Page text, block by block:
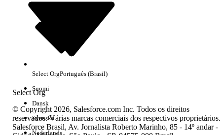
Sem resultados
Select Org
Select OrgPortuguês (Brasil)
Suomi
Dansk
Svenska
Nederlands
© Copyright 2026, Salesforce.com Inc. Todos os direitos
reservados. Várias marcas comerciais dos respectivos proprietários.
Salesforce Brasil, Av. Jornalista Roberto Marinho, 85 - 14º andar -